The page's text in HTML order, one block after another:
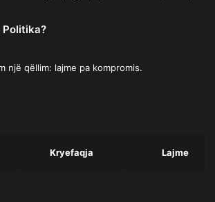
Politika?
një qëllim: lajme pa kompromis.
Kryefaqja Lajme